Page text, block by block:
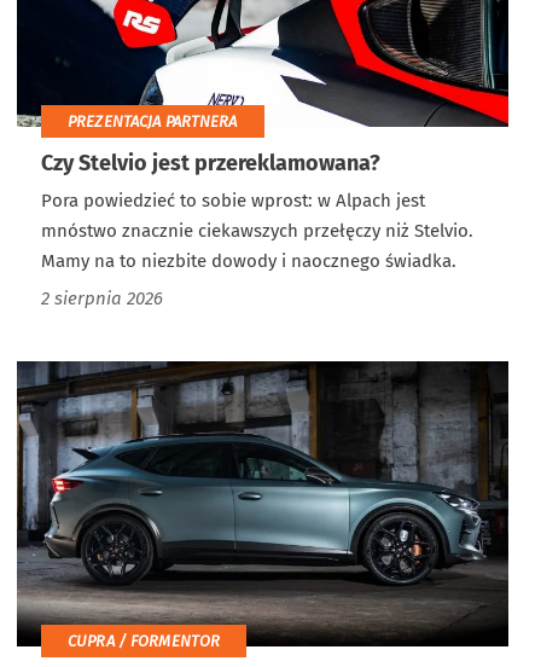
PREZENTACJA PARTNERA
Czy Stelvio jest przereklamowana?
Pora powiedzieć to sobie wprost: w Alpach jest
mnóstwo znacznie ciekawszych przełęczy niż Stelvio.
Mamy na to niezbite dowody i naocznego świadka.
2 sierpnia 2026
CUPRA / FORMENTOR